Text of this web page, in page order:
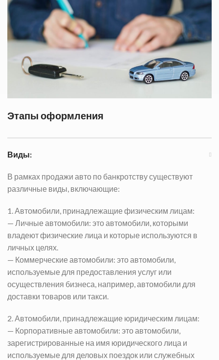
Этапы оформления
Виды:
В рамках продажи авто по банкротству существуют
различные виды, включающие:
1. Автомобили, принадлежащие физическим лицам:
— Личные автомобили: это автомобили, которыми
владеют физические лица и которые используются в
личных целях.
— Коммерческие автомобили: это автомобили,
используемые для предоставления услуг или
осуществления бизнеса, например, автомобили для
доставки товаров или такси.
2. Автомобили, принадлежащие юридическим лицам:
— Корпоративные автомобили: это автомобили,
зарегистрированные на имя юридического лица и
используемые для деловых поездок или служебных